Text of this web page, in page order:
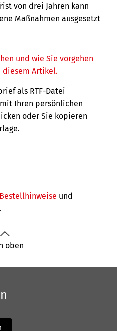
von drei Jahren kann
Maßnahmen ausgesetzt
und wie Sie vorgehen
diesem Artikel.
als RTF-Datei
Ihren persönlichen
oder Sie kopieren
Bestellhinweise und
.
oben